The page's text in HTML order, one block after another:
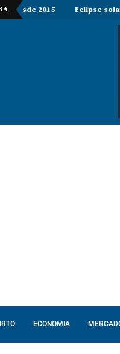
Eclipse solar:
ECONOMIA